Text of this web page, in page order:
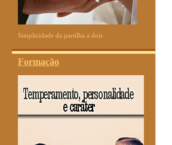
Simplicidade da partilha a dois
Formação